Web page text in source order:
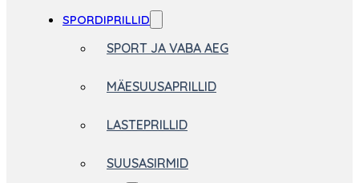
SPORDIPRILLID
SPORT JA VABA AEG
MÄESUUSAPRILLID
LASTEPRILLID
SUUSASIRMID